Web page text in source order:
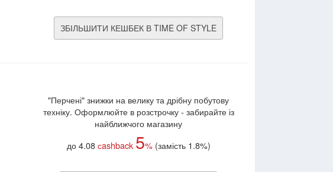
ЗБІЛЬШИТИ КЕШБЕК В TIME OF STYLE
"Перчені" знижки на велику та дрібну побутову
техніку. Оформлюйте в розстрочку - забирайте із
найближчого магазину
до 4.08сashback 5%(замість 1.8%)